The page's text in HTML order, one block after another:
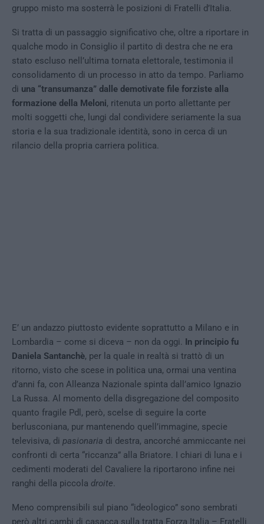
gruppo misto ma sosterrà le posizioni di Fratelli d’Italia.
Si tratta di un passaggio significativo che, oltre a riportare in
qualche modo in Consiglio il partito di destra che ne era
stato escluso nell’ultima tornata elettorale, testimonia il
consolidamento di un processo in atto da tempo. Parliamo
di una “transumanza” dalle demotivate file forziste alla
formazione della Meloni, ritenuta un porto allettante per
molti soggetti che, lungi dal condividere seriamente la sua
storia e la sua tradizionale identità, sono in cerca di un
rilancio della propria carriera politica.
E’ un andazzo piuttosto evidente soprattutto a Milano e in
Lombardia – come si diceva – non da oggi. In principio fu
Daniela Santanchè, per la quale in realtà si trattò di un
ritorno, visto che scese in politica una, ormai una ventina
d’anni fa, con Alleanza Nazionale spinta dall’amico Ignazio
La Russa. Al momento della disgregazione del composito
quanto fragile Pdl, però, scelse di seguire la corte
berlusconiana, pur mantenendo quell’immagine, specie
televisiva, di pasionaria di destra, ancorché ammiccante nei
confronti di certa “riccanza” alla Briatore. I chiari di luna e i
cedimenti moderati del Cavaliere la riportarono infine nei
ranghi della piccola droite.
Meno comprensibili sul piano “ideologico” sono sembrati
però altri cambi di casacca sulla tratta Forza Italia – Fratelli